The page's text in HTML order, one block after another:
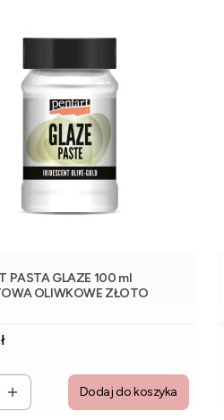
PASTA GLAZE 100 ml
OLIWKOWE ZŁOTO
Dodaj do koszyka